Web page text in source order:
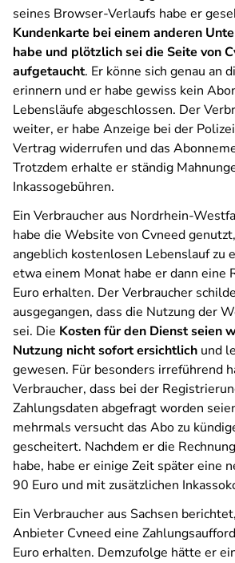
seines Browser-Verlaufs habe er
Kundenkarte bei einem anderen
habe und plötzlich sei die Seite von
aufgetaucht. Er könne sich genau an
erinnern und er habe gewiss kein
Lebensläufe abgeschlossen. Der
weiter, er habe Anzeige bei der
Vertrag widerrufen und das
Trotzdem erhalte er ständig
Inkassogebühren.
Ein Verbraucher aus Nordrhein-
habe die Website von Cvneed
angeblich kostenlosen Lebenslauf zu
etwa einem Monat habe er dann eine
Euro erhalten. Der Verbraucher
ausgegangen, dass die Nutzung der
sei. Die Kosten für den Dienst seien
Nutzung nicht sofort ersichtlich und
gewesen. Für besonders irreführend
Verbraucher, dass bei der
Zahlungsdaten abgefragt worden
mehrmals versucht das Abo zu
gescheitert. Nachdem er die
habe, habe er einige Zeit später eine
90 Euro und mit zusätzlichen
Ein Verbraucher aus Sachsen
Anbieter Cvneed eine
Euro erhalten. Demzufolge hätte er